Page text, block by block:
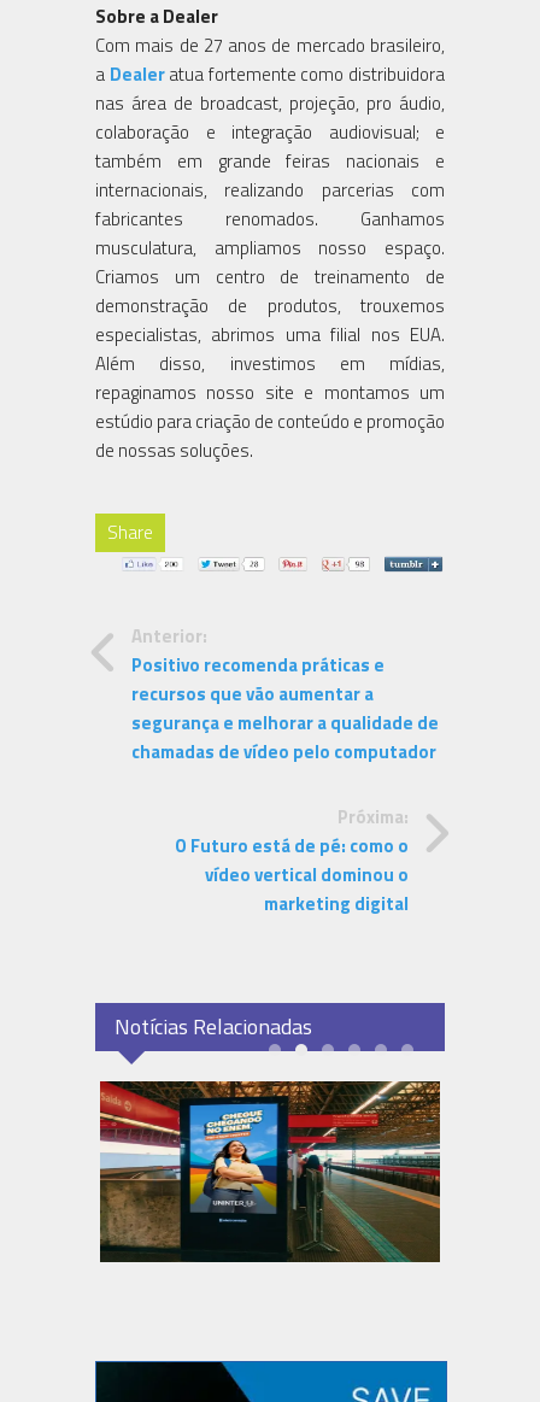
Sobre a Dealer
Com mais de 27 anos de mercado brasileiro,
a Dealeratua fortemente como distribuidora
nas área de broadcast, projeção, pro áudio,
colaboração e integração audiovisual; e
também em grande feiras nacionais e
internacionais, realizando parcerias com
fabricantes renomados. Ganhamos
musculatura, ampliamos nosso espaço.
Criamos um centro de treinamento de
demonstração de produtos, trouxemos
especialistas, abrimos uma filial nos EUA.
Além disso, investimos em mídias,
repaginamos nosso site e montamos um
estúdio para criação de conteúdo e promoção
de nossas soluções.
Share
Anterior:
Positivo recomenda práticas e
recursos que vão aumentar a
segurança e melhorar a qualidade de
chamadas de vídeo pelo computador
Próxima:
O Futuro está de pé: como o
vídeo vertical dominou o
marketing digital
Notícias Relacionadas